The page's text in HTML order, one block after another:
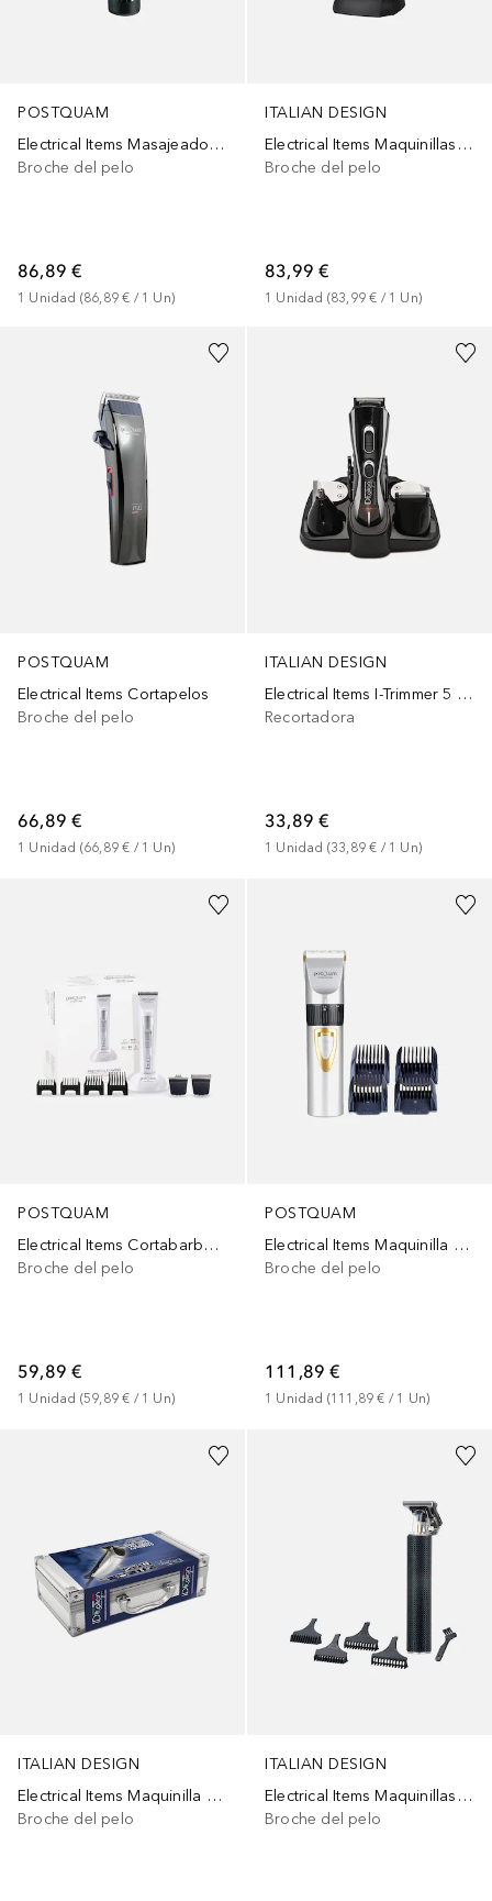
POSTQUAM
Electrical Items Masajeador Modelo 9003
Broche del pelo
86,89 €
1 Unidad (86,89 € / 1 Un)
ITALIAN DESIGN
Electrical Items Maquinillas Er-2019
Broche del pelo
83,99 €
1 Unidad (83,99 € / 1 Un)
POSTQUAM
Electrical Items Cortapelos
Broche del pelo
66,89 €
1 Unidad (66,89 € / 1 Un)
ITALIAN DESIGN
Electrical Items I-Trimmer 5 En 3
Recortadora
33,89 €
1 Unidad (33,89 € / 1 Un)
POSTQUAM
Electrical Items Cortabarba Profesional De Precisión
Broche del pelo
59,89 €
1 Unidad (59,89 € / 1 Un)
POSTQUAM
Electrical Items Maquinilla Cortapelos Versátil Xpert
Broche del pelo
111,89 €
1 Unidad (111,89 € / 1 Un)
ITALIAN DESIGN
Electrical Items Maquinilla Compacta Estuche
Broche del pelo
ITALIAN DESIGN
Electrical Items Maquinillas Cortapelos
Broche del pelo